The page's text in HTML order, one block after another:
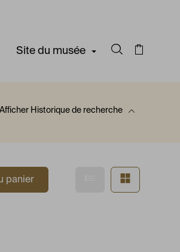
Site du musée
Rechercher
Panier
AfficherHistorique de recherche
panier Afficher en mode